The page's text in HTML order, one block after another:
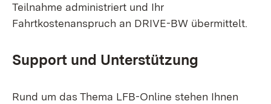
Teilnahme administriert und Ihr
Fahrtkostenanspruch an DRIVE-BW übermittelt.
Support und Unterstützung
Rund um das Thema LFB-Online stehen Ihnen